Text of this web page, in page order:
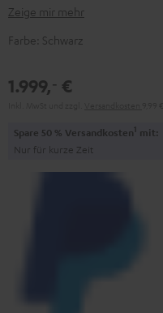
Zeige mir mehr
Farbe: Schwarz
1.999,‐ €
Spare 50 % Versandkosten1 mit:
Nur für kurze Zeit